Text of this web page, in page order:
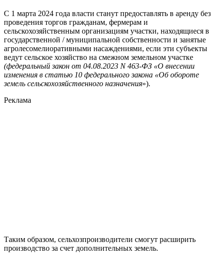
С 1 марта 2024 года власти станут предоставлять в аренду без
проведения торгов гражданам, фермерам и
сельскохозяйственным организациям участки, находящиеся в
государственной / муниципальной собственности и занятые
агролесомелиоративными насаждениями, если эти субъекты
ведут сельское хозяйство на смежном земельном участке
(федеральный закон от 04.08.2023 N 463-ФЗ «О внесении
изменения в статью 10 федерального закона «Об обороте
земель сельскохозяйственного назначения»).
Реклама
Таким образом, сельхозпроизводители смогут расширить
производство за счет дополнительных земель.